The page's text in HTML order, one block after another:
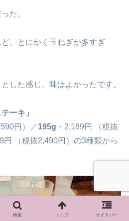
た。
、とにかく玉ねぎが多すぎ
した感じ、味はよかったです。
ーキ」
円）／195g ・2,189円 （税抜
円 （税抜2,490円）の3種類から
検索 トップ サイドバー